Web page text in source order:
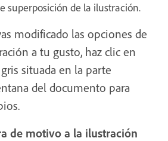
superposición de la ilustración.
modificado las opciones de
a tu gusto, haz clic en
situada en la parte
del documento para
de motivo a la ilustración